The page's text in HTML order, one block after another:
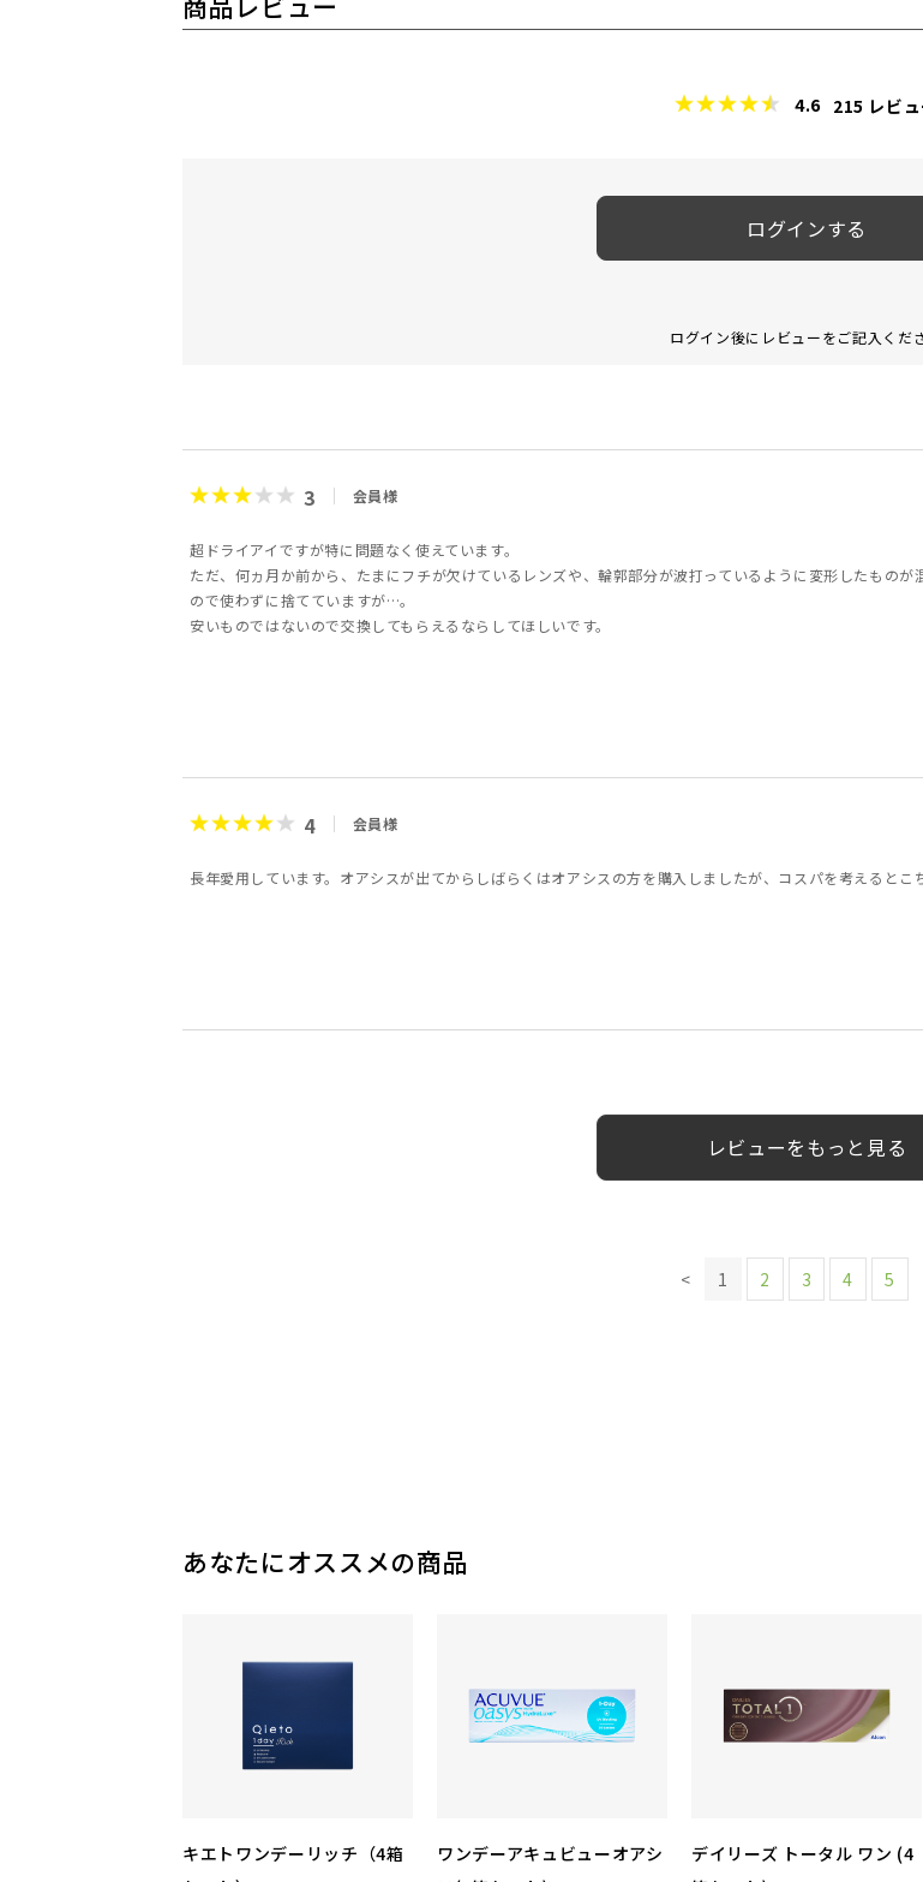
4.6 215 レビ
ログインする
ログイン後にレビューをご記入くだ
3 会員様
超ドライアイですが特に問題なく使えています。
ただ、何ヵ月か前から、たまにフチが欠けているレンズや、輪郭部分が波打っているように変形したもの
ので使わずに捨てていますが…。
安いものではないので交換してもらえるならしてほしいです。
4 会員様
長年愛用しています。オアシスが出てからしばらくはオアシスの方を購入しましたが、コスパを考えるとこ
レビューをもっと見る
< 1 2 3 4 5
あなたにオススメの商品
キエトワンデーリッチ（4箱
ワンデーアキュビューオアシ
デイリーズ トータル ワン (4